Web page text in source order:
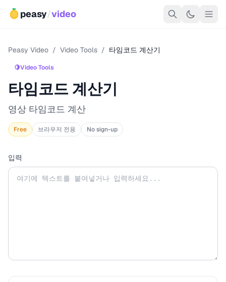
peasy/video
Peasy Video / Video Tools / 타임코드 계산기
🍋Video Tools
타임코드 계산기
영상 타임코드 계산
Free 브라우저 전용 No sign-up
입력